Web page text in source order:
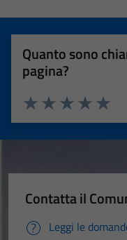
Quanto sono
pagina?
Valuta 4
Valuta 3
Valuta 2 stelle su
Valuta 1 stelle su 5
Contatta il
Leggi le